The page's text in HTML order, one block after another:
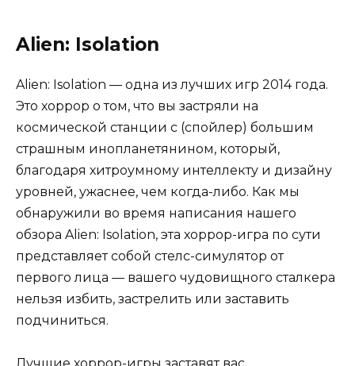
Alien: Isolation
Alien: Isolation — одна из лучших игр 2014 года.
Это хоррор о том, что вы застряли на
космической станции с (спойлер) большим
страшным инопланетянином, который,
благодаря хитроумному интеллекту и дизайну
уровней, ужаснее, чем когда-либо. Как мы
обнаружили во время написания нашего
обзора Alien: Isolation, эта хоррор-игра по сути
представляет собой стелс-симулятор от
первого лица — вашего чудовищного сталкера
нельзя избить, застрелить или заставить
подчиниться.